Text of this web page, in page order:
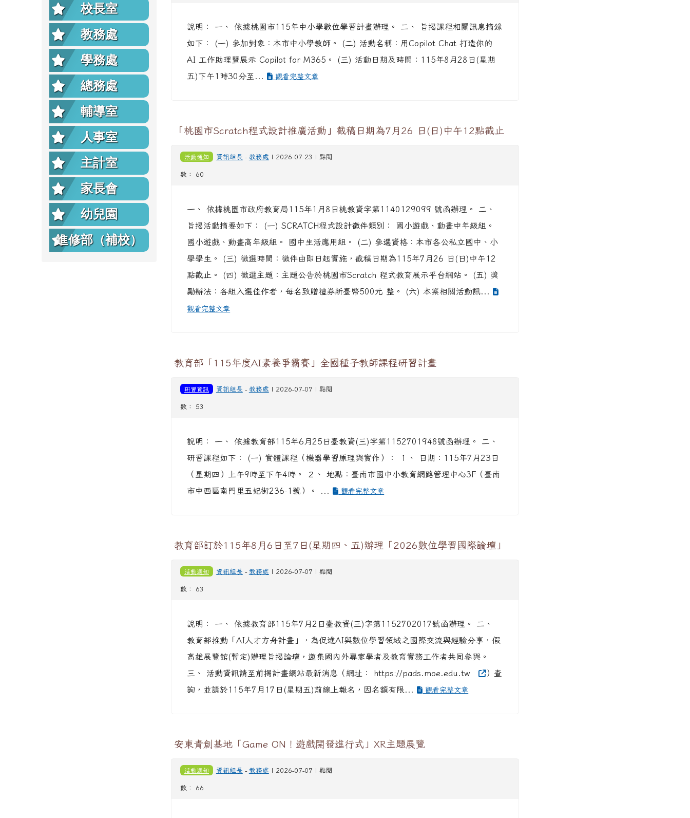
校長室
教務處
學務處
總務處
輔導室
人事室
主計室
家長會
幼兒園
進修部（補校）
說明： 一、 依據桃園市115年中小學數位學習計畫辦理。 二、 旨揭課程相關訊息摘錄
如下： (一) 參加對象：本市中小學教師。 (二) 活動名稱：用Copilot Chat 打造你的
AI 工作助理暨展示 Copilot for M365。 (三) 活動日期及時間：115年8月28日(星期
五)下午1時30分至...
觀看完整文章
「桃園市Scratch程式設計推廣活動」截稿日期為7月26 日(日)中午12點截止
活動通知 資訊組長 - 教務處 | 2026-07-23 | 點閱
數： 60
一、 依據桃園市政府教育局115年1月8日桃教資字第1140129099 號函辦理。 二、
旨揭活動摘要如下： (一) SCRATCH程式設計徵件類別： 國小遊戲、動畫中年級組。
國小遊戲、動畫高年級組。 國中生活應用組。 (二) 參選資格：本市各公私立國中、小
學學生。 (三) 徵選時間：徵件由即日起實施，截稿日期為115年7月26 日(日)中午12
點截止。 (四) 徵選主題：主題公告於桃園市Scratch 程式教育展示平台網站。 (五) 獎
勵辦法：各組入選佳作者，每名致贈禮券新臺幣500元 整。 (六) 本案相關活動訊...
觀看完整文章
教育部「115年度AI素養爭霸賽」全國種子教師課程研習計畫
研習資訊 資訊組長 - 教務處 | 2026-07-07 | 點閱
數： 53
說明： 一、 依據教育部115年6月25日臺教資(三)字第1152701948號函辦理。 二、
研習課程如下： (一) 實體課程（機器學習原理與實作）： １、 日期：115年7月23日
（星期四）上午9時至下午4時。 ２、 地點：臺南市國中小教育網路管理中心3F（臺南
市中西區南門里五妃街236-1號）。 ...
觀看完整文章
教育部訂於115年8月6日至7日(星期四、五)辦理「2026數位學習國際論壇」
活動通知 資訊組長 - 教務處 | 2026-07-07 | 點閱
數： 63
說明： 一、 依據教育部115年7月2日臺教資(三)字第1152702017號函辦理。 二、
教育部推動「AI人才方舟計畫」，為促進AI與數位學習領域之國際交流與經驗分享，假
高雄展覽館(暫定)辦理旨揭論壇，邀集國內外專家學者及教育實務工作者共同參與。
三、 活動資訊請至前揭計畫網站最新消息（網址： https://pads.moe.edu.tw
）查
詢，並請於115年7月17日(星期五)前線上報名，因名額有限...
觀看完整文章
安東青創基地「Game ON！遊戲開發進行式」XR主題展覽
活動通知 資訊組長 - 教務處 | 2026-07-07 | 點閱
數： 66